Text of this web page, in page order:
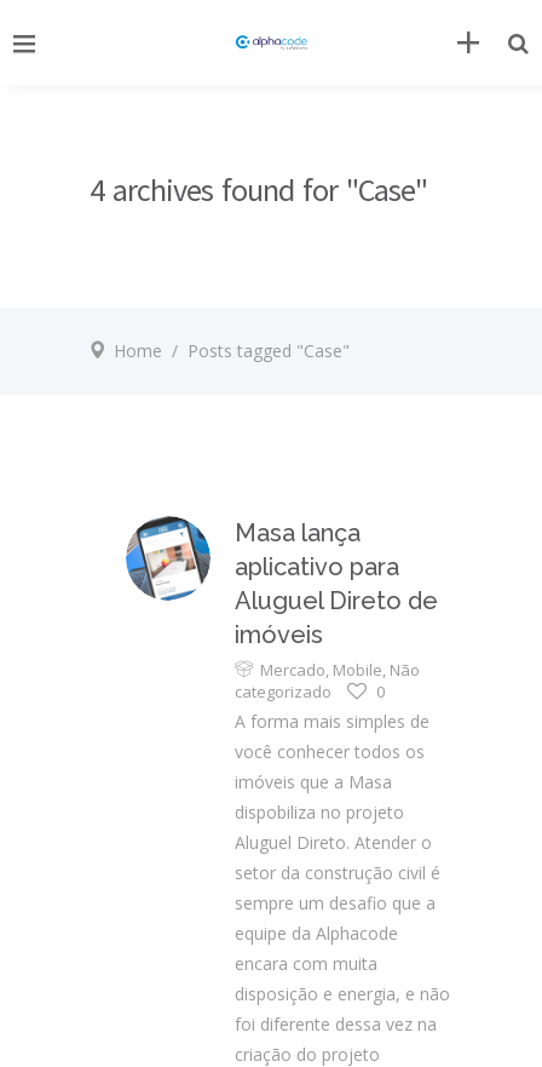
4 archives found for "Case"
Home / Posts tagged "Case"
Masa lança
aplicativo para
Aluguel Direto de
imóveis
Mercado, Mobile, Não
categorizado
0
A forma mais simples de
você conhecer todos os
imóveis que a Masa
dispobiliza no projeto
Aluguel Direto. Atender o
setor da construção civil é
sempre um desafio que a
equipe da Alphacode
encara com muita
disposição e energia, e não
foi diferente dessa vez na
criação do projeto